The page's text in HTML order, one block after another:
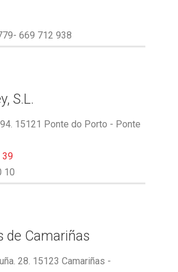
669 712 938
S.L.
94. 15121 Ponte do Porto - Ponte
39
10
de Camariñas
28. 15123 Camariñas -